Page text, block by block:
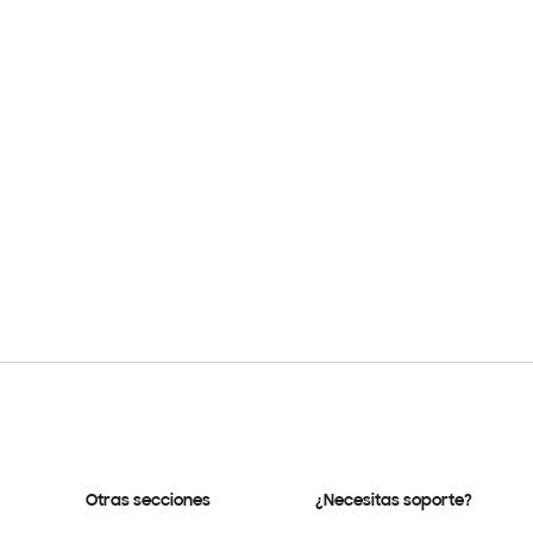
Otras secciones ¿Necesitas soporte?